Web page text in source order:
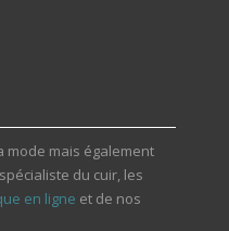
mode mais également
du cuir, les
en ligne et de nos